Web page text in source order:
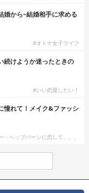
婚から~結婚相手に求める
#オトナ女子ライフ
続けようか迷ったときの
#いい恋愛したい！
憧れて！メイク&ファッシ
・ヘップバーンに恋して。。。